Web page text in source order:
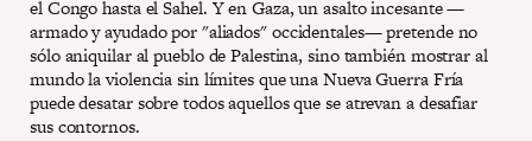
el Congo hasta el Sahel. Y en Gaza, un asalto incesante —
armado y ayudado por "aliados" occidentales— pretende no
sólo aniquilar al pueblo de Palestina, sino también mostrar al
mundo la violencia sin límites que una Nueva Guerra Fría
puede desatar sobre todos aquellos que se atrevan a desafiar
sus contornos.